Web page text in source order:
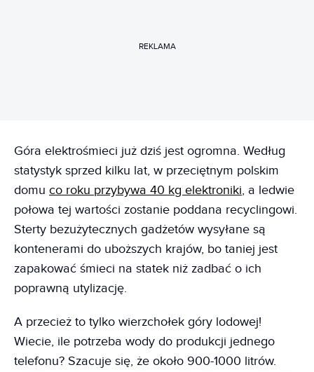
REKLAMA
Góra elektrośmieci już dziś jest ogromna. Według
statystyk sprzed kilku lat, w przeciętnym polskim
domu co roku przybywa 40 kg elektroniki, a ledwie
połowa tej wartości zostanie poddana recyclingowi.
Sterty bezużytecznych gadżetów wysyłane są
kontenerami do uboższych krajów, bo taniej jest
zapakować śmieci na statek niż zadbać o ich
poprawną utylizację.
A przecież to tylko wierzchołek góry lodowej!
Wiecie, ile potrzeba wody do produkcji jednego
telefonu? Szacuje się, że około 900-1000 litrów.